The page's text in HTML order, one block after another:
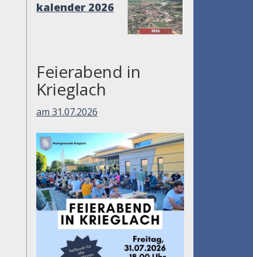
Feierabend in
Krieglach
am 31.07.2026